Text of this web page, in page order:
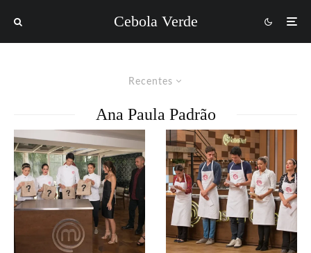
Cebola Verde
Recentes
Ana Paula Padrão